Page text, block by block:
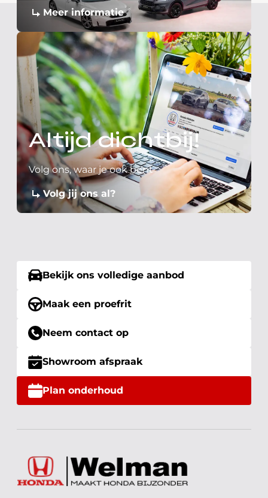
Meer informatie
Altijd dichtbij!
Volg ons, waar je ook bent
Volg jij ons al?
Bekijk ons volledige aanbod
Maak een proefrit
Neem contact op
Showroom afspraak
Plan onderhoud